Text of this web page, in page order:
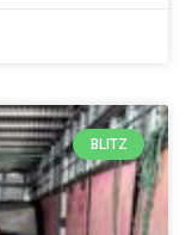
BLITZ